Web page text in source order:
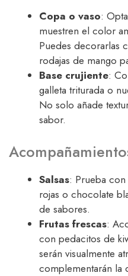
Copa o vaso:
muestren el color
Puedes decorarlas
rodajas de mango
Base crujiente:
galleta triturada o
No solo añade
sabor.
Salsas: Prueba
rojas o chocolate
de sabores.
Frutas frescas:
con pedacitos de
serán visualmente
complementarán la